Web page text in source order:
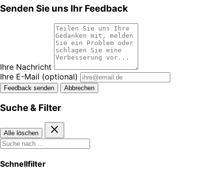
Senden Sie uns Ihr Feedback
Ihre Nachricht
Ihre E-Mail (optional)
Feedback senden Abbrechen
Suche & Filter
Alle löschen
Schnellfilter